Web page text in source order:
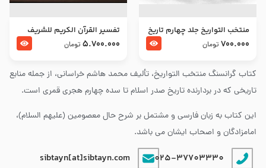
کتاب گرانسنگ منتخب التواريخ، تألیف محمد هاشم خراسانی، از جمله منابع
تاریخی که در بردارنده تاریخ صدر اسلام تا سده چهارم هجری قمری است.
این کتاب به زبان فارسی و مشتمل بر شرح حال معصومین (علیهم السلام)،
امامزادگان و اصحاب ایشان می باشد.
025-37703330
sibtayn[at]sibtayn.com
منتخب التواریخ جلد چهارم تاریخ
امام زین العابدین و امام محمد
700.000 تومان
تفسير القرآن الكريم للشريف
المرتضي قدس سرّه
5.700.000 تومان